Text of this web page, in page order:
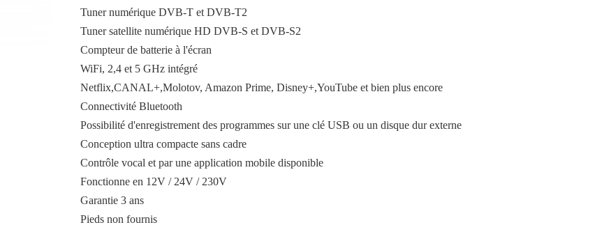
Tuner numérique DVB-T et DVB-T2
Tuner satellite numérique HD DVB-S et DVB-S2
Compteur de batterie à l'écran
WiFi, 2,4 et 5 GHz intégré
Netflix,CANAL+,Molotov, Amazon Prime, Disney+,YouTube et bien plus encore
Connectivité Bluetooth
Possibilité d'enregistrement des programmes sur une clé USB ou un disque dur externe
Conception ultra compacte sans cadre
Contrôle vocal et par une application mobile disponible
Fonctionne en 12V / 24V / 230V
Garantie 3 ans
Pieds non fournis